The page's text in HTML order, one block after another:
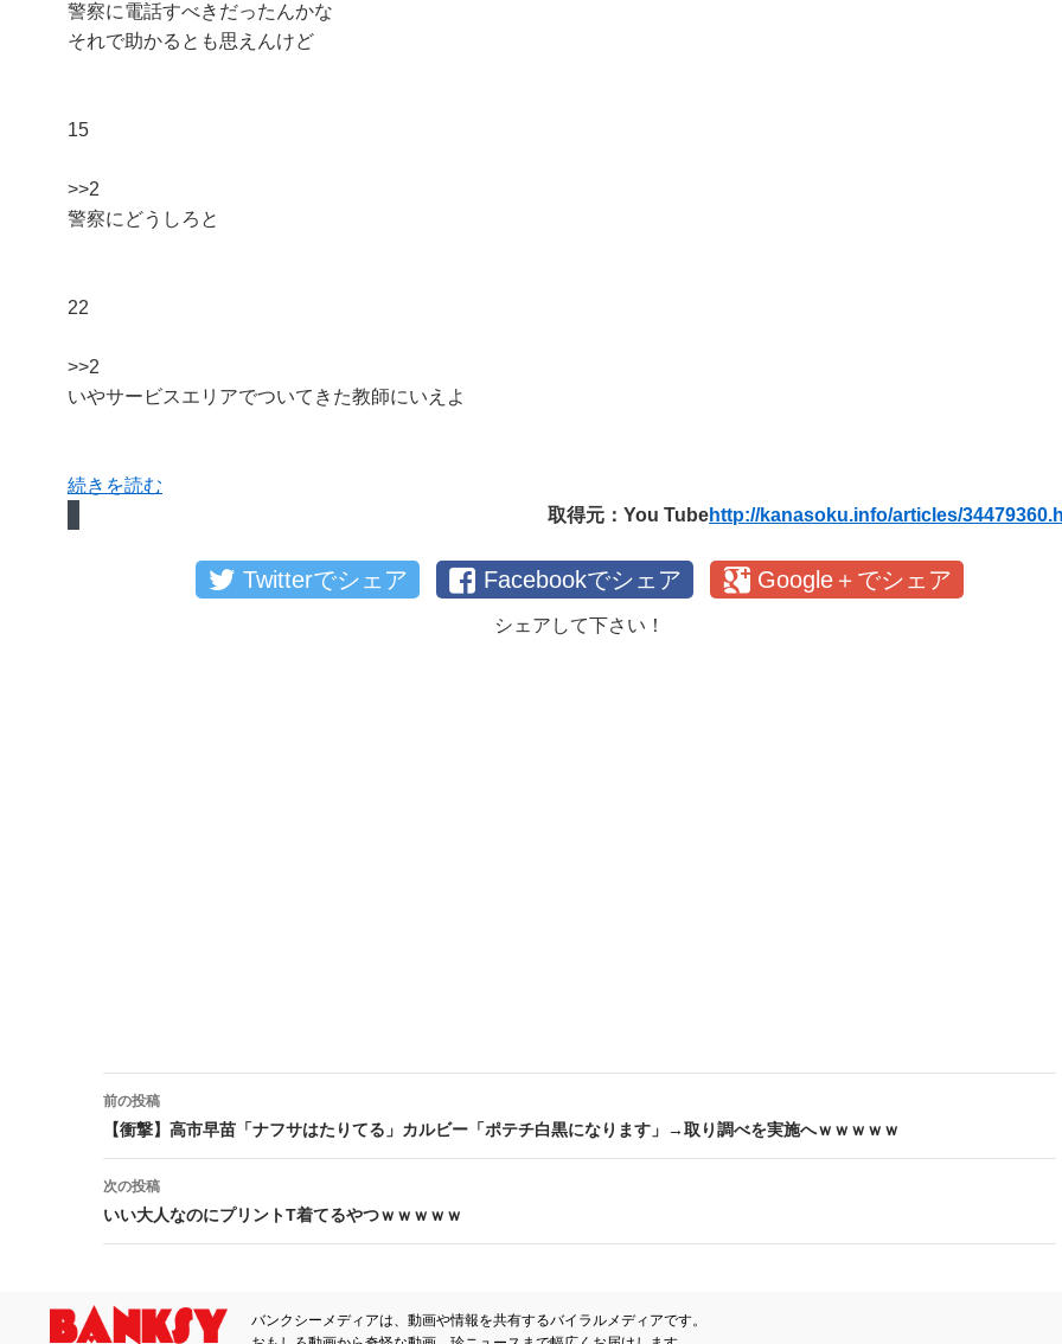
警察に電話すべきだったんかな
それで助かるとも思えんけど
15
>>2
警察にどうしろと
22
>>2
いやサービスエリアでついてきた教師にいえよ
続きを読む
取得元：You Tubehttp://kanasoku.info/articles/
Twitterでシェア Facebookでシェア Google＋でシェア
シェアして下さい！
投稿ナビゲーション
前の投稿
【衝撃】高市早苗「ナフサはたりてる」カルビー「ポテチ白黒になります」→取り調べを実施へｗｗｗｗｗ
次の投稿
いい大人なのにプリントT着てるやつｗｗｗｗｗ
バンクシーメディアは、動画や情報を共有するバイラルメディアです。